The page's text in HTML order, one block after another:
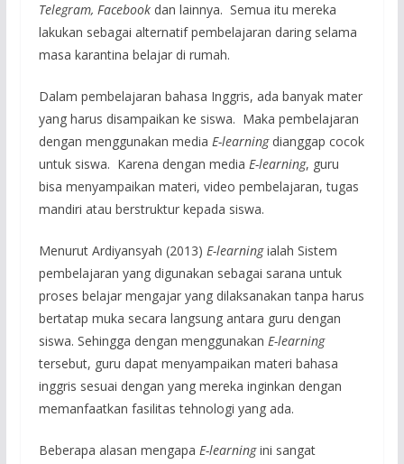
Telegram, Facebook dan lainnya. Semua itu mereka
lakukan sebagai alternatif pembelajaran daring selama
masa karantina belajar di rumah.
Dalam pembelajaran bahasa Inggris, ada banyak mater
yang harus disampaikan ke siswa. Maka pembelajaran
dengan menggunakan media E-learning dianggap cocok
untuk siswa. Karena dengan media E-learning, guru
bisa menyampaikan materi, video pembelajaran, tugas
mandiri atau berstruktur kepada siswa.
Menurut Ardiyansyah (2013) E-learningialah Sistem
pembelajaran yang digunakan sebagai sarana untuk
proses belajar mengajar yang dilaksanakan tanpa harus
bertatap muka secara langsung antara guru dengan
siswa. Sehingga dengan menggunakan E-learning
tersebut, guru dapat menyampaikan materi bahasa
inggris sesuai dengan yang mereka inginkan dengan
memanfaatkan fasilitas tehnologi yang ada.
Beberapa alasan mengapa E-learningini sangat